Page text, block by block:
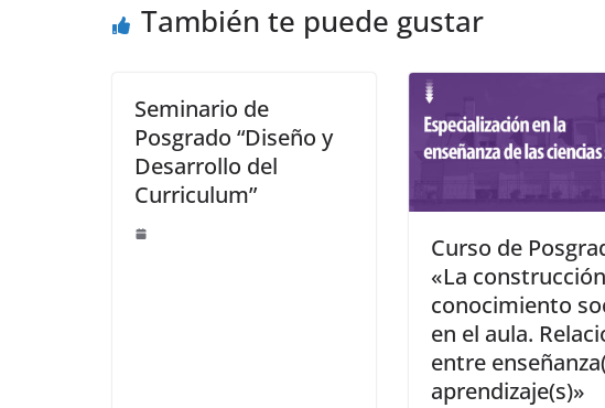
También te puede gustar
Seminario de
Posgrado “Diseño y
Desarrollo del
Curriculum”
Curso de
«La
conocimiento
en el aula.
entre
aprendizaje(s)»